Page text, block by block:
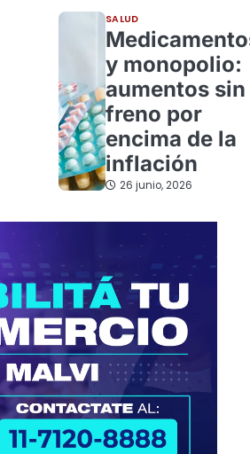
SALUD
y monopolio:
aumentos sin
freno por
encima de la
inflación
26 junio, 2026